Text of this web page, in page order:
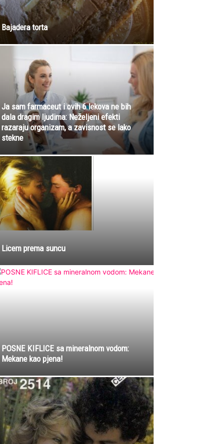
Bajadera torta
Ja sam farmaceut i ovih 6 lekova ne bih
dala dragim ljudima: Neželjeni efekti
razaraju organizam, a zavisnost se lako
stekne
Licem prema suncu
POSNE KIFLICE sa mineralnom vodom:
Mekane kao pjena!